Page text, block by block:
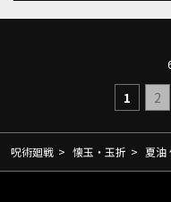
1 2
呪術廻戦 > 懐玉・玉折 > 夏油